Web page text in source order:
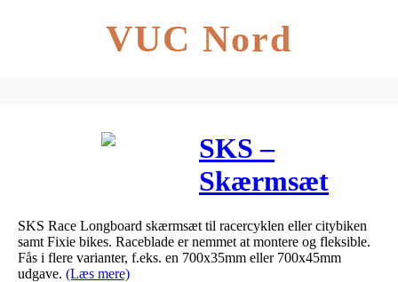
VUC Nord
SKS –
Skærmsæt
Longboard
700 x
SKS Race Longboard skærmsæt til racercyklen eller citybiken
samt Fixie bikes. Raceblade er nemmet at montere og fleksible.
Fås i flere varianter, f.eks. en 700x35mm eller 700x45mm
udgave. (Læs mere)